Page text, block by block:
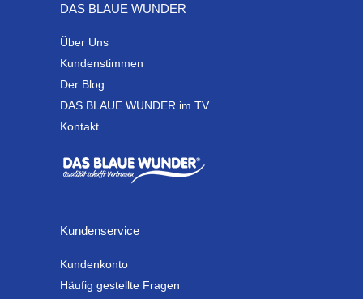
DAS BLAUE WUNDER
Über Uns
Kundenstimmen
Der Blog
DAS BLAUE WUNDER im TV
Kontakt
Kundenservice
Kundenkonto
Häufig gestellte Fragen